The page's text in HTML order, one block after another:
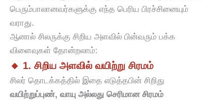
பெரும்பாலானவர்களுக்கு எந்த பெரிய பிரச்சினையும்
வராது.
ஆனால் சிலருக்கு சிறிய அளவில் பின்வரும் பக்க
விளைவுகள் தோன்றலாம்:
🔸 1. சிறிய அளவில் வயிற்று சிரமம்
சிலர் தொடக்கத்தில் இதை எடுத்தபின் சிறிது
வயிற்றுப்புண், வாயு அல்லது செரிமான சிரமம்